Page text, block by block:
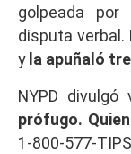
golpeada
disputa
y la apuñaló
NYPD divulgó
prófugo.
1-800-577-